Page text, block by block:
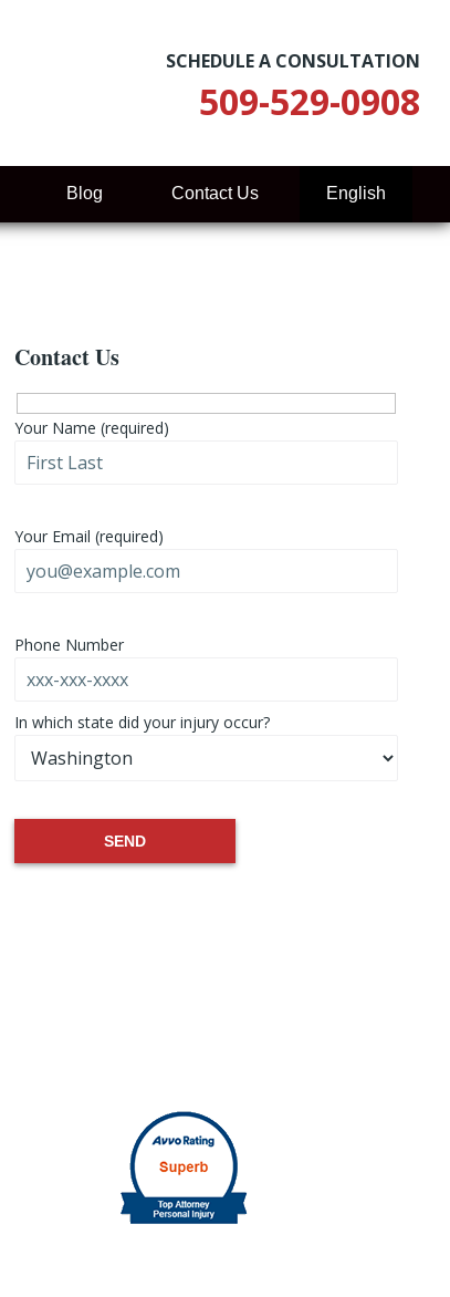
SCHEDULE A CONSULTATION
509-529-0908
Blog Contact Us English
Primary
Sidebar
Contact Us
Your Name (required)
Your Email (required)
Please leave this field empty.
Phone Number
In which state did your injury occur?